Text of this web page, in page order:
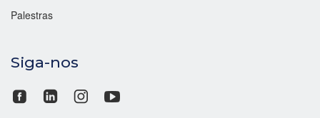
Palestras
Siga-nos